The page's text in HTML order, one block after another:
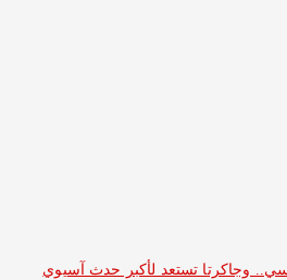
تستعد لأكبر حدث آسيوي